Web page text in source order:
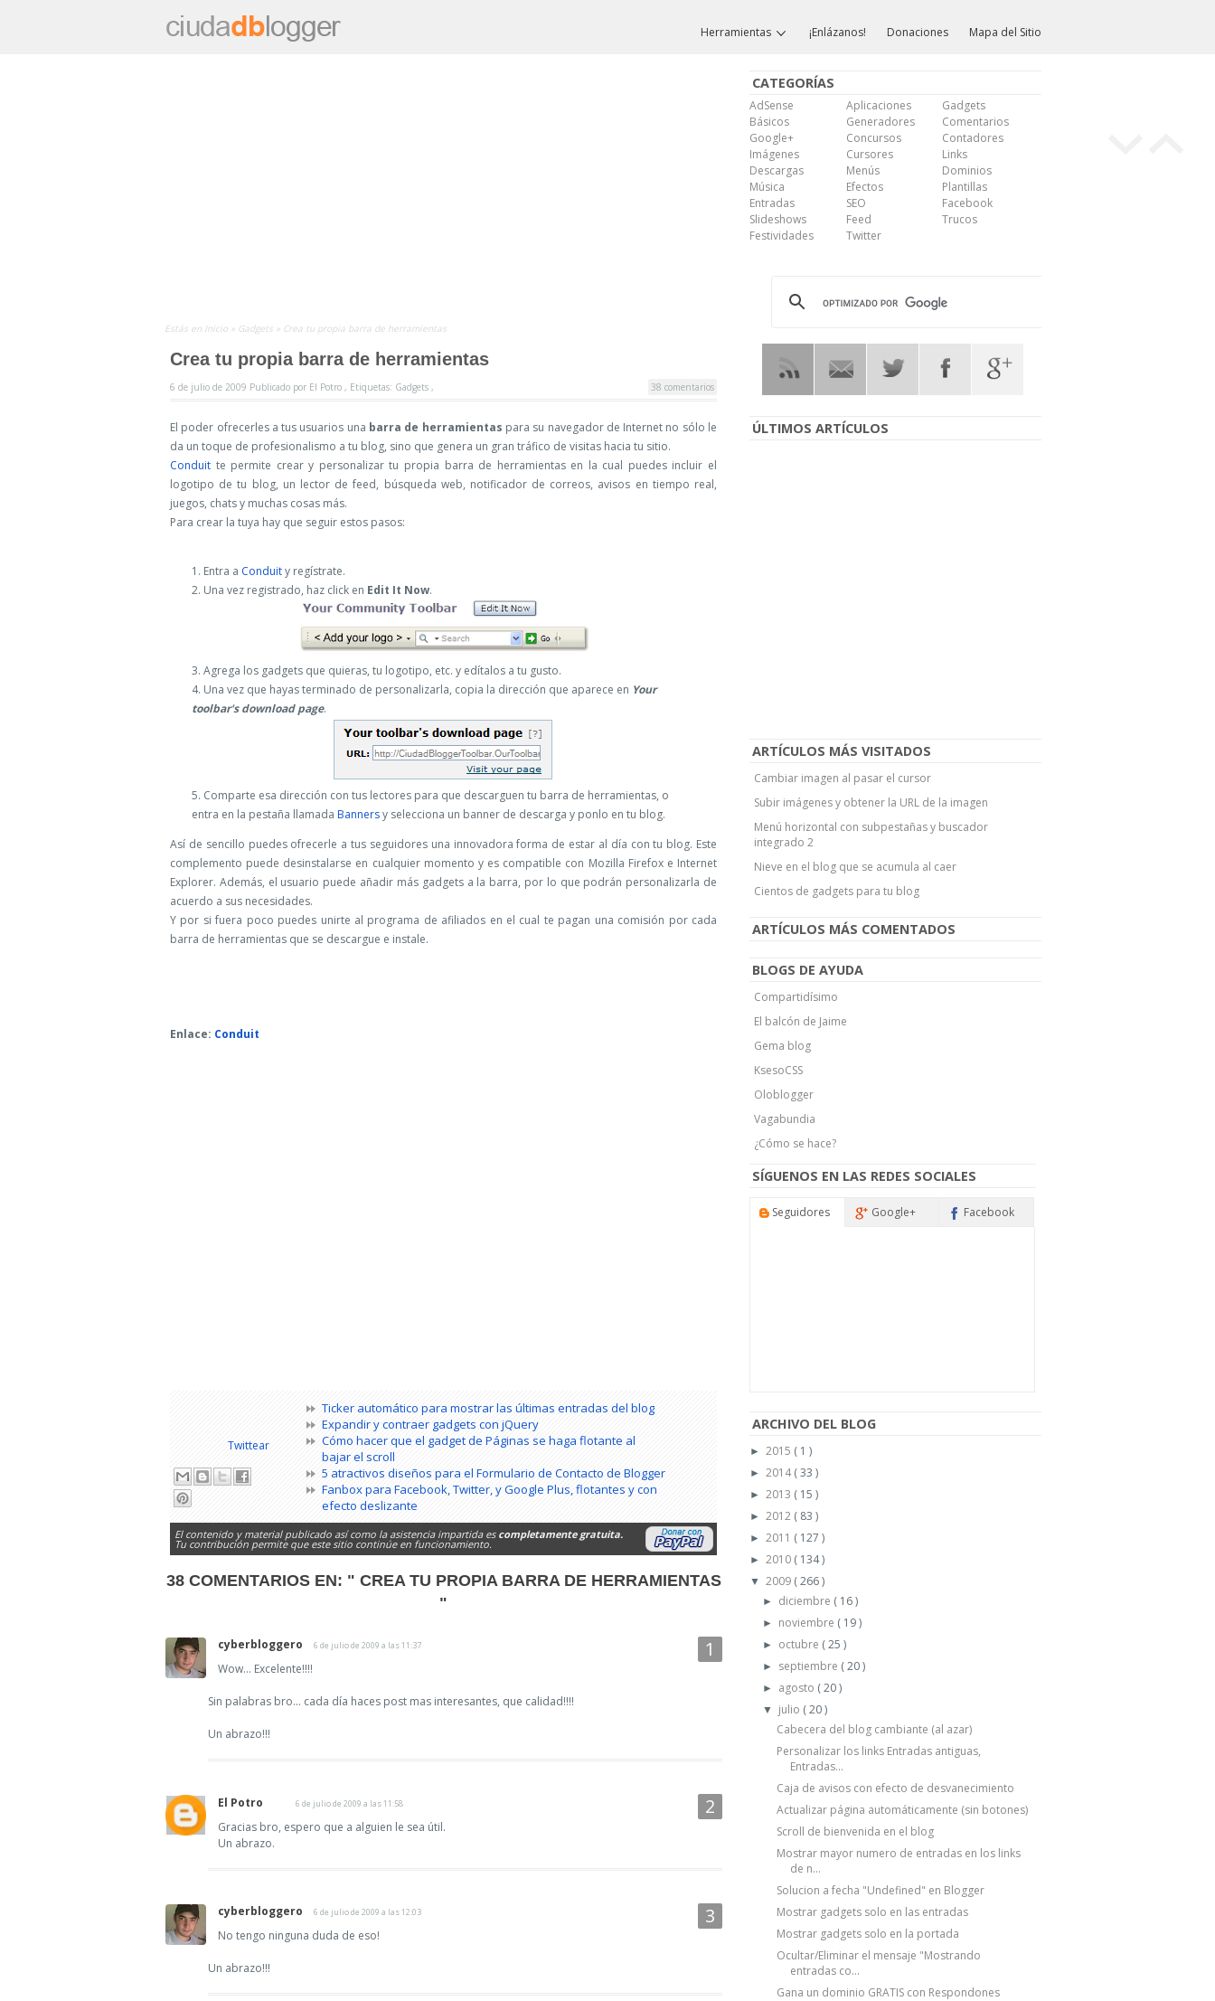
Herramientas ¡Enlázanos! Donaciones Mapa del Sitio
Estás en Inicio » Gadgets » Crea tu propia barra de herramientas
Crea tu propia barra de herramientas
6 de julio de 2009 Publicado por El Potro , Etiquetas: Gadgets 38 comentarios
,
El poder ofrecerles a tus usuarios una barra de herramientas para su navegador de Internet no sólo le
da un toque de profesionalismo a tu blog, sino que genera un gran tráfico de visitas hacia tu sitio.
Conduit te permite crear y personalizar tu propia barra de herramientas en la cual puedes incluir el
logotipo de tu blog, un lector de feed, búsqueda web, notificador de correos, avisos en tiempo real,
juegos, chats y muchas cosas más.
Para crear la tuya hay que seguir estos pasos:
Entra a Conduity regístrate.
Una vez registrado, haz click en Edit It Now.
Agrega los gadgets que quieras, tu logotipo, etc. y edítalos a tu gusto.
Una vez que hayas terminado de personalizarla, copia la dirección que aparece en Your
toolbar's download page.
Comparte esa dirección con tus lectores para que descarguen tu barra de herramientas, o
entra en la pestaña llamada Bannersy selecciona un banner de descarga y ponlo en tu blog.
Así de sencillo puedes ofrecerle a tus seguidores una innovadora forma de estar al día con tu blog. Este
complemento puede desinstalarse en cualquier momento y es compatible con Mozilla Firefox e Internet
Explorer. Además, el usuario puede añadir más gadgets a la barra, por lo que podrán personalizarla de
acuerdo a sus necesidades.
Y por si fuera poco puedes unirte al programa de afiliados en el cual te pagan una comisión por cada
barra de herramientas que se descargue e instale.
Enlace: Conduit
Ticker automático para mostrar las últimas entradas del blog
Expandir y contraer gadgets con jQuery
Cómo hacer que el gadget de Páginas se haga flotante al
bajar el scroll
5 atractivos diseños para el Formulario de Contacto de Blogger
Fanbox para Facebook, Twitter, y Google Plus, flotantes y con
efecto deslizante
Twittear
El contenido y material publicado así como la asistencia impartida es completamente gratuita.
Tu contribución permite que este sitio continúe en funcionamiento.
38 COMENTARIOS EN: " CREA TU PROPIA BARRA DE HERRAMIENTAS
"
cyberbloggero 6 de julio de 2009 a las 11:37
Wow... Excelente!!!!
Sin palabras bro... cada día haces post mas interesantes, que calidad!!!!
Un abrazo!!!
El Potro 6 de julio de 2009 a las 11:58
Gracias bro, espero que a alguien le sea útil.
Un abrazo.
cyberbloggero 6 de julio de 2009 a las 12:03
No tengo ninguna duda de eso!
Un abrazo!!!
CATEGORÍAS
AdSense Aplicaciones
Gadgets
Básicos
Generadores
Comentarios
Google+
Concursos
Contadores
Imágenes
Cursores
Links
Descargas
Menús
Dominios
Música
Efectos
Plantillas
Entradas
SEO
Facebook
Slideshows
Feed
Trucos
Festividades
Twitter
ÚLTIMOS ARTÍCULOS
ARTÍCULOS MÁS VISITADOS
Cambiar imagen al pasar el cursor
Subir imágenes y obtener la URL de la imagen
Menú horizontal con subpestañas y buscador
integrado 2
Nieve en el blog que se acumula al caer
Cientos de gadgets para tu blog
ARTÍCULOS MÁS COMENTADOS
BLOGS DE AYUDA
Compartidísimo
El balcón de Jaime
Gema blog
KsesoCSS
Oloblogger
Vagabundia
¿Cómo se hace?
SÍGUENOS EN LAS REDES SOCIALES
Seguidores Google+ Facebook
ARCHIVO DEL BLOG
► 2015 ( 1 )
► 2014( 33 )
► 2013 ( 15 )
► 2012 ( 83 )
► 2011 ( 127 )
► 2010 ( 134 )
▼ 2009 ( 266 )
► diciembre ( 16 )
► noviembre ( 19 )
► octubre ( 25 )
► septiembre ( 20 )
► agosto ( 20 )
▼ julio ( 20 )
Cabecera del blog cambiante (al azar)
Personalizar los links Entradas antiguas,
Entradas...
Caja de avisos con efecto de desvanecimiento
Actualizar página automáticamente (sin botones)
Scroll de bienvenida en el blog
Mostrar mayor numero de entradas en los links
de n...
Solucion a fecha "Undefined" en Blogger
Mostrar gadgets solo en las entradas
Mostrar gadgets solo en la portada
Ocultar/Eliminar el mensaje "Mostrando
entradas co...
Gana un dominio GRATIS con Respondones